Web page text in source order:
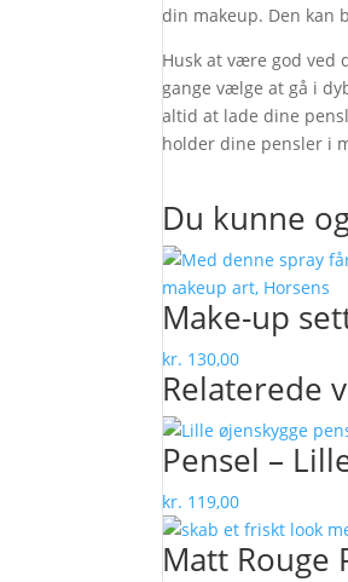
din makeup. Den kan
Husk at være god ved
gange vælge at gå i
altid at lade dine
holder dine pensler i
Du kunne
Make-up
kr. 130,00
Relaterede
Pensel –
kr. 119,00
Matt Rouge